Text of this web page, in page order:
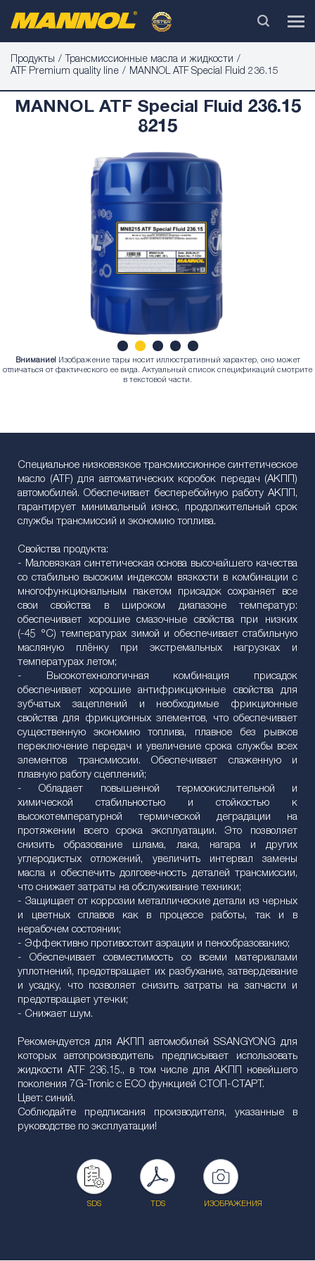
Продукты
Трансмиссионные масла и жидкости
ATF Premium quality line
MANNOL ATF Special Fluid 236.15
MANNOL ATF Special Fluid 236.15
8215
1 2 3 4
Внимание! Изображение тары носит иллюстративный характер, оно может
отличаться от фактического ее вида. Актуальный список спецификаций смотрите
в текстовой части.
Специальное низковязкое трансмиссионное синтетическое
масло (ATF) для автоматических коробок передач (АКПП)
автомобилей. Обеспечивает бесперебойную работу АКПП,
гарантирует минимальный износ, продолжительный срок
службы трансмиссий и экономию топлива.
Свойства продукта:
- Маловязкая синтетическая основа высочайшего качества
со стабильно высоким индексом вязкости в комбинации с
многофункциональным пакетом присадок сохраняет все
свои свойства в широком диапазоне температур:
обеспечивает хорошие смазочные свойства при низких
(-45 °C) температурах зимой и обеспечивает стабильную
масляную плёнку при экстремальных нагрузках и
температурах летом;
- Высокотехнологичная комбинация присадок
обеспечивает хорошие антифрикционные свойства для
зубчатых зацеплений и необходимые фрикционные
свойства для фрикционных элементов, что обеспечивает
существенную экономию топлива, плавное без рывков
переключение передач и увеличение срока службы всех
элементов трансмиссии. Обеспечивает слаженную и
плавную работу сцеплений;
- Обладает повышенной термоокислительной и
химической стабильностью и стойкостью к
высокотемпературной термической деградации на
протяжении всего срока эксплуатации. Это позволяет
снизить образование шлама, лака, нагара и других
углеродистых отложений, увеличить интервал замены
масла и обеспечить долговечность деталей трансмиссии,
что снижает затраты на обслуживание техники;
- Защищает от коррозии металлические детали из черных
и цветных сплавов как в процессе работы, так и в
нерабочем состоянии;
- Эффективно противостоит аэрации и пенообразованию;
- Обеспечивает совместимость со всеми материалами
уплотнений, предотвращает их разбухание, затвердевание
и усадку, что позволяет снизить затраты на запчасти и
предотвращает утечки;
- Снижает шум.
Рекомендуется для АКПП автомобилей SSANGYONG для
которых автопроизводитель предписывает использовать
жидкости ATF 236.15., в том числе для АКПП новейшего
поколения 7G-Tronic c ЕСО функцией СТОП-СТАРТ.
Цвет: синий.
Соблюдайте предписания производителя, указанные в
руководстве по эксплуатации!
SDS TDS ИЗОБРАЖЕНИЯ